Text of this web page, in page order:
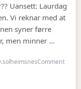
Uansett: Laurdag
Vi reknar med at
syner førre
men minner …
Commenton